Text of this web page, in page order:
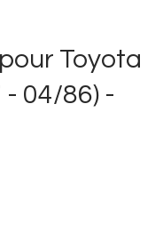
Toyota
- 04/86) -